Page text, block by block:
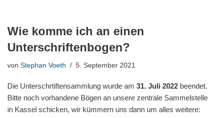
Wie komme ich an einen
Unterschriftenbogen?
von Stephan Voeth 5. September 2021
Die Unterschrtiftensammlung wurde am 31. Juli 2022 beendet.
Bitte noch vorhandene Bögen an unsere zentrale Sammelstelle
in Kassel schicken, wir kümmern uns dann um alles weitere: